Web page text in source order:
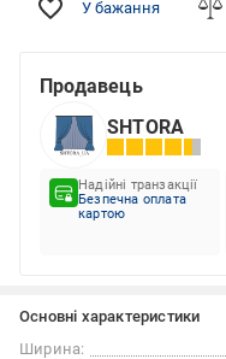
У бажання
Продавець
SHTORA
Надійні транзакції
Безпечна оплата
картою
Основні характеристики
Ширина: